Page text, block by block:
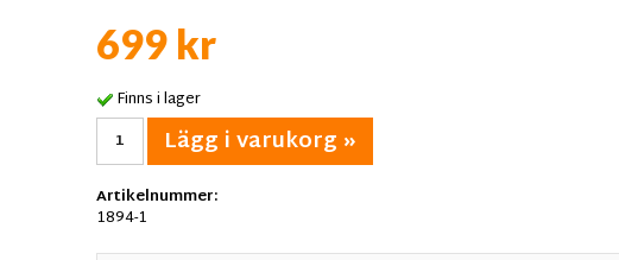
699 kr
Finns i lager
Lägg i varukorg »
Artikelnummer:
1894-1